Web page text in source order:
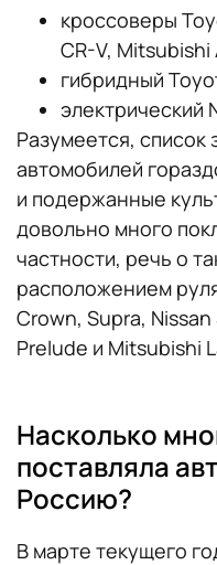
кроссоверы
CR-V, Mitsubishi
гибридный
электрический
Разумеется, список
автомобилей
и подержанные
довольно много
частности, речь о
расположением
Crown, Supra,
Prelude и Mitsubishi
Насколько
поставляла
Россию?
В марте текущего